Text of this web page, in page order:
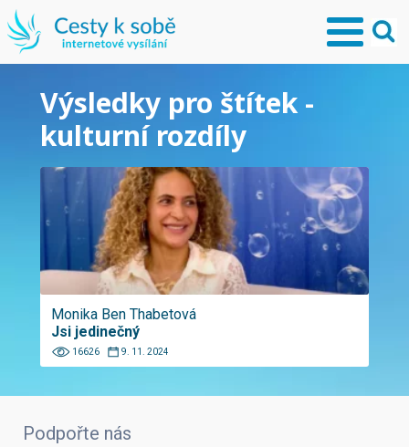
Výsledky pro štítek -
kulturní rozdíly
Monika Ben Thabetová
Jsi jedinečný
16626 9. 11. 2024
Podpořte nás